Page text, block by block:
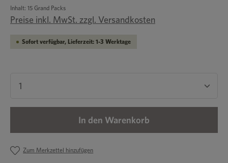
Inhalt: 15 Grand Packs
Preise inkl. MwSt. zzgl. Versandkosten
Sofort verfügbar, Lieferzeit: 1-3 Werktage
Produkt Anzahl: Gib den gewünschten Wert
In den Warenkorb
Zum Merkzettel hinzufügen